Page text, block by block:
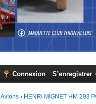
Connexion S’enregistrer
Avions › HENRI MIGNET HM 293